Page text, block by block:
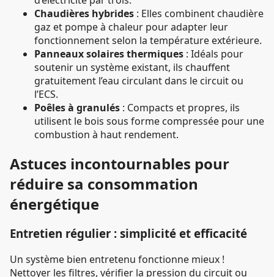
Chaudières hybrides : Elles combinent chaudière
gaz et pompe à chaleur pour adapter leur
fonctionnement selon la température extérieure.
Panneaux solaires thermiques : Idéals pour
soutenir un système existant, ils chauffent
gratuitement l’eau circulant dans le circuit ou
l’ECS.
Poêles à granulés : Compacts et propres, ils
utilisent le bois sous forme compressée pour une
combustion à haut rendement.
Astuces incontournables pour
réduire sa consommation
énergétique
Entretien régulier : simplicité et efficacité
Un système bien entretenu fonctionne mieux !
Nettoyer les filtres, vérifier la pression du circuit ou